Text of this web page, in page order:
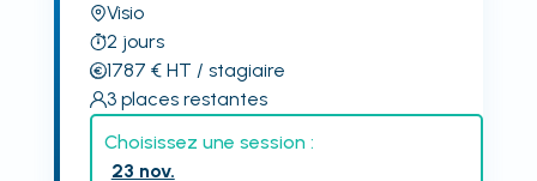
Visio
2 jours
1787 € HT / stagiaire
3 places restantes
Choisissez une session :
23 nov.